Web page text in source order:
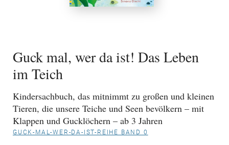
Guck mal, wer da ist! Das Leben
im Teich
Kindersachbuch, das mitnimmt zu großen und kleinen
Tieren, die unsere Teiche und Seen bevölkern – mit
Klappen und Gucklöchern – ab 3 Jahren
GUCK-MAL-WER-DA-IST-REIHE BAND 0